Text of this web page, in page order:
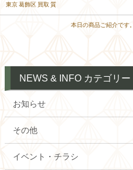
東京 葛飾区 買取 質
本日の商品ご紹介で
NEWS & INFO カテゴリー
お知らせ
その他
イベント・チラシ